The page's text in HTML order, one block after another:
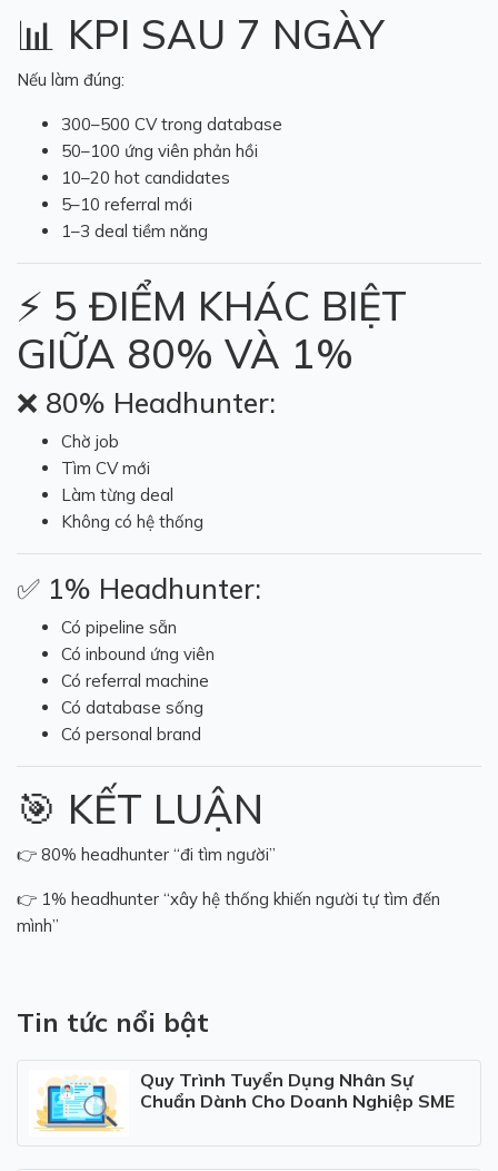
📊 KPI SAU 7 NGÀY
Nếu làm đúng:
300–500 CV trong database
50–100 ứng viên phản hồi
10–20 hot candidates
5–10 referral mới
1–3 deal tiềm năng
⚡ 5 ĐIỂM KHÁC BIỆT
GIỮA 80% VÀ 1%
❌ 80% Headhunter:
Chờ job
Tìm CV mới
Làm từng deal
Không có hệ thống
✅ 1% Headhunter:
Có pipeline sẵn
Có inbound ứng viên
Có referral machine
Có database sống
Có personal brand
🎯 KẾT LUẬN
👉 80% headhunter “đi tìm người”
👉 1% headhunter “xây hệ thống khiến người tự tìm đến
mình”
Tin tức nổi bật
Quy Trình Tuyển Dụng Nhân Sự
Chuẩn Dành Cho Doanh Nghiệp SME